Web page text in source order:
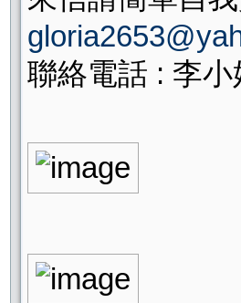
聯絡電話 : 李